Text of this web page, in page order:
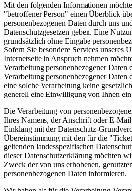
Mit den folgenden Informationen
"betroffener Person" einen Überblick
personenbezogenen Daten durch uns
Datenschutzgesetzen geben. Eine
grundsätzlich ohne Eingabe
Sofern Sie besondere Services unseres
Internetseite in Anspruch nehmen
Verarbeitung personenbezogener
Verarbeitung personenbezogener Daten
eine solche Verarbeitung keine
generell eine Einwilligung von Ihnen ein.
Die Verarbeitung von
Ihres Namens, der Anschrift oder E-
Einklang mit der Datenschutz-
Übereinstimmung mit den für die
geltenden landesspezifischen
dieser Datenschutzerklärung möchten
Zweck der von uns erhobenen,
personenbezogenen Daten informieren.